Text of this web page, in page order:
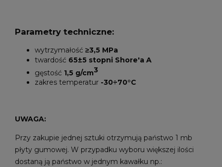
Parametry techniczne:
wytrzymałość ≥3,5 MPa
twardość 65±5 stopni Shore'a A
gęstość 1,5 g/cm3
zakres temperatur -30÷70°C
UWAGA:
Przy zakupie jednej sztuki otrzymują państwo 1 mb
płyty gumowej. W przypadku wyboru większej ilości
dostaną ją państwo w jednym kawałku np.: